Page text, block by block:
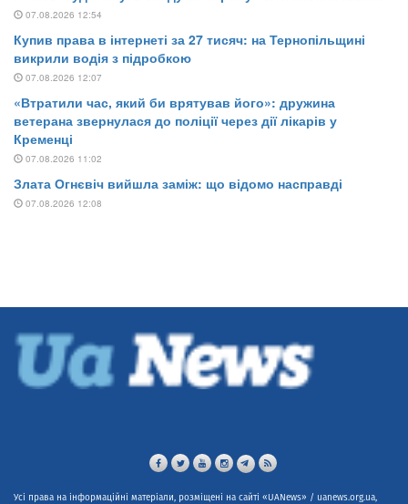
Усі права на інформаційні матеріали, розміщені на сайті «UANews» / uanews.org.ua,